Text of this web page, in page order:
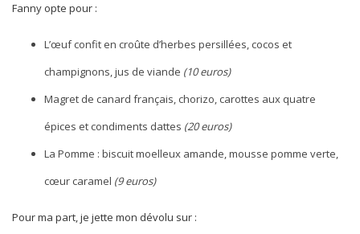
Fanny opte pour :
L’œuf confit en croûte d’herbes persillées, cocos et
champignons, jus de viande (10 euros)
Magret de canard français, chorizo, carottes aux quatre
épices et condiments dattes (20 euros)
La Pomme : biscuit moelleux amande, mousse pomme verte,
cœur caramel (9 euros)
Pour ma part, je jette mon dévolu sur :